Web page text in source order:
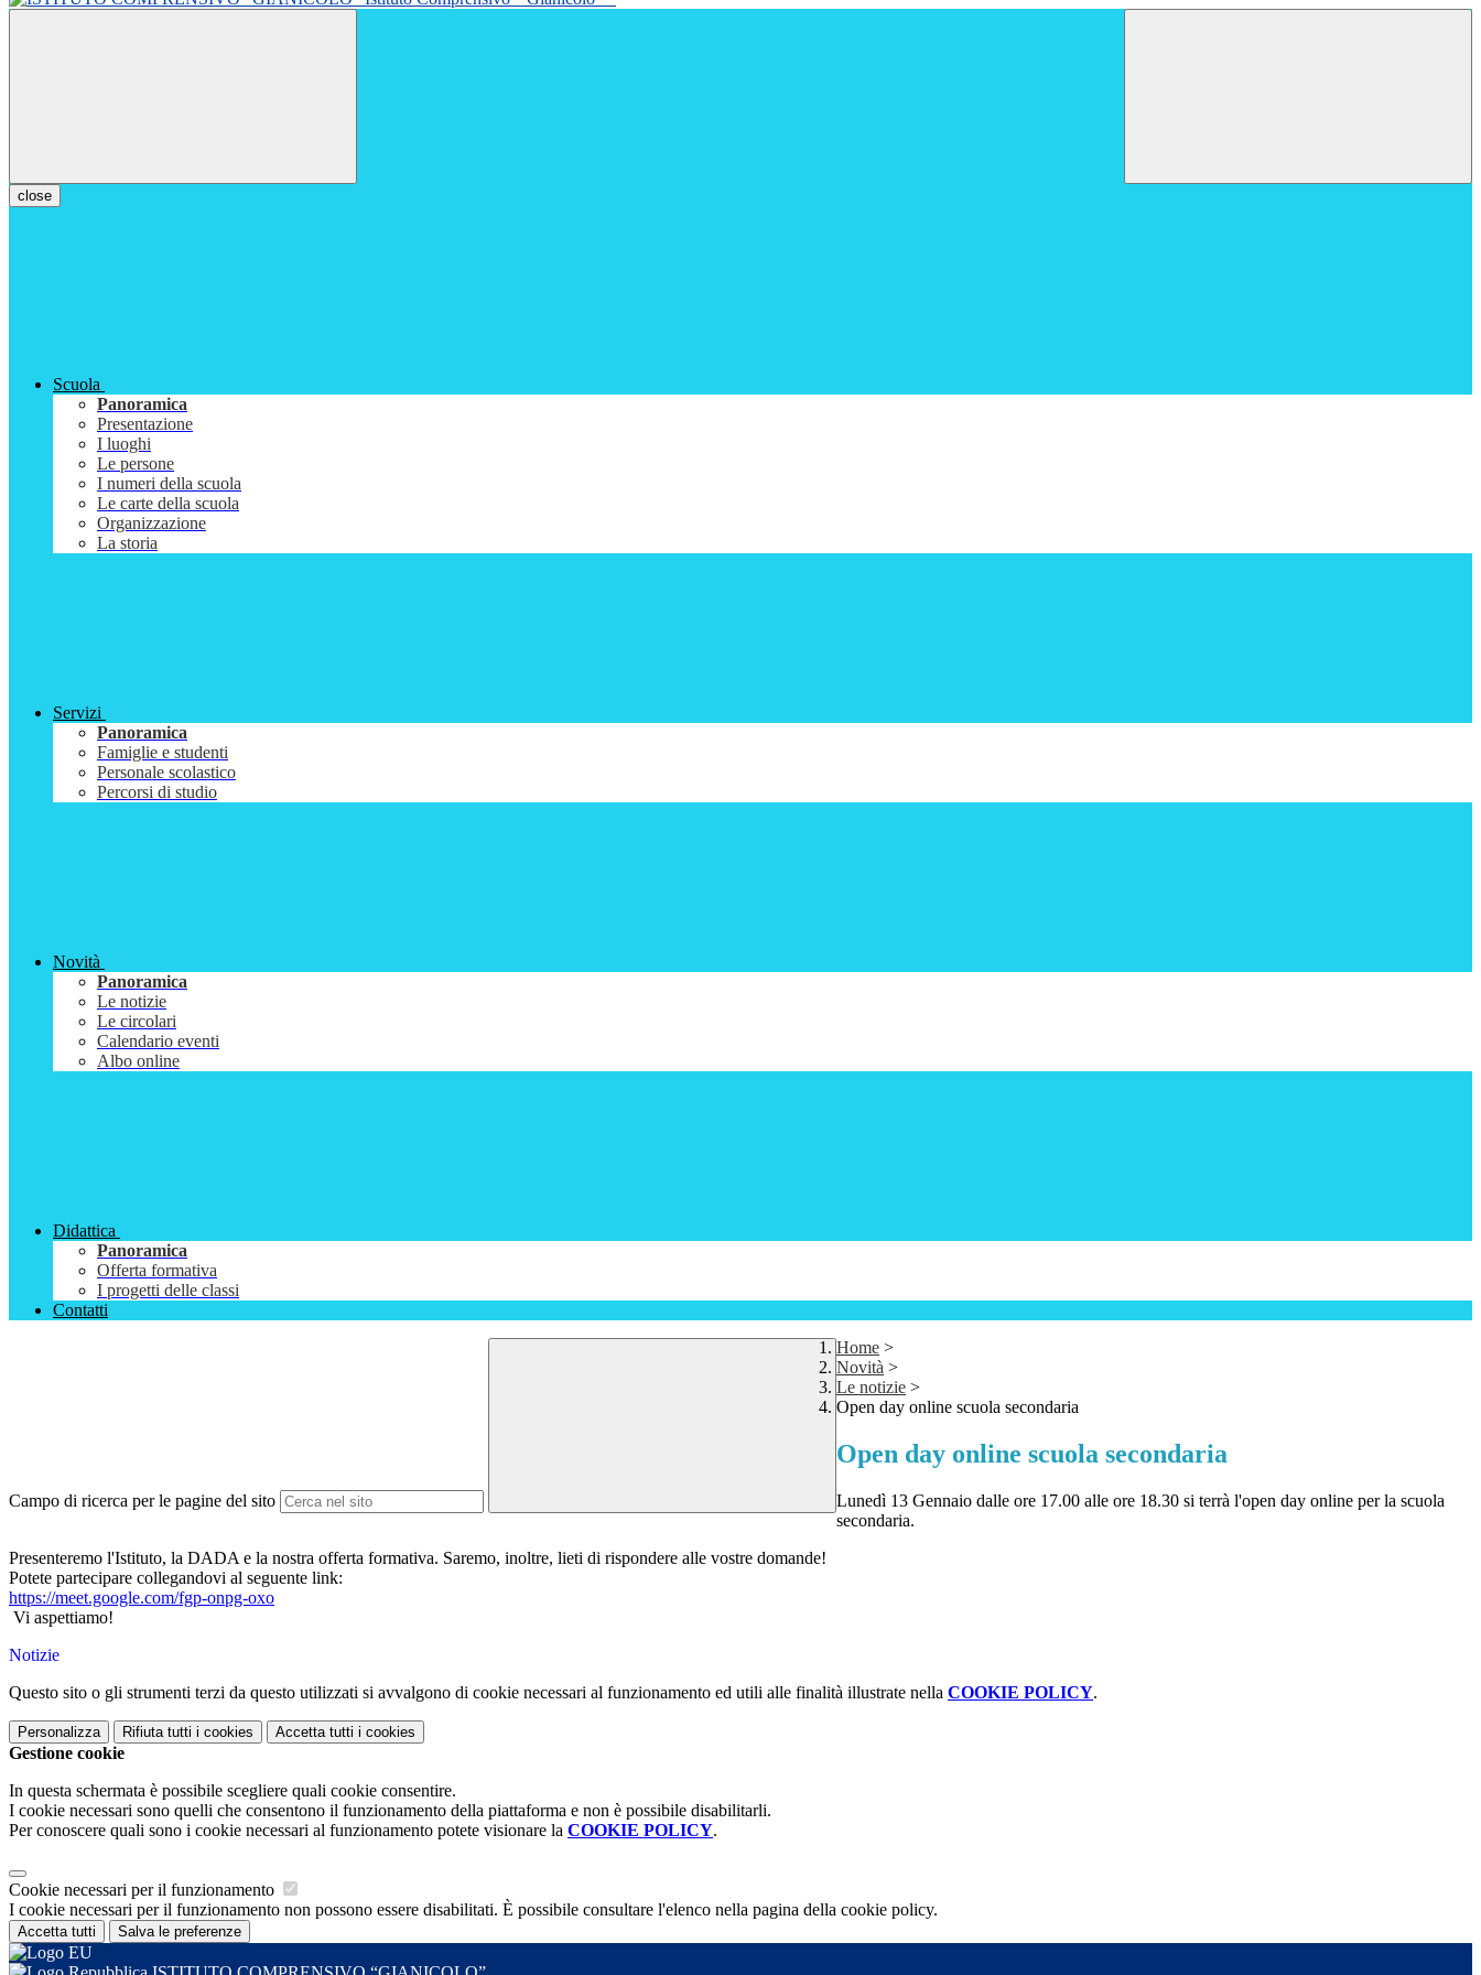
close
Scuola
Panoramica
Presentazione
I luoghi
Le persone
I numeri della scuola
Le carte della scuola
Organizzazione
La storia
Servizi
Panoramica
Famiglie e studenti
Personale scolastico
Percorsi di studio
Novità
Panoramica
Le notizie
Le circolari
Calendario eventi
Albo online
Didattica
Panoramica
Offerta formativa
I progetti delle classi
Contatti
Campo di ricerca per le pagine del sito
Home >
Novità >
Le notizie >
Open day online scuola secondaria
Open day online scuola secondaria
Lunedì 13 Gennaio dalle ore 17.00 alle ore 18.30 si terrà l'open day online per la scuola
secondaria.
Presenteremo l'Istituto, la DADA e la nostra offerta formativa. Saremo, inoltre, lieti di rispondere alle vostre domande!
Potete partecipare collegandovi al seguente link:
https://meet.google.com/fgp-onpg-oxo
Vi aspettiamo!
Notizie
Questo sito o gli strumenti terzi da questo utilizzati si avvalgono di cookie necessari al funzionamento ed utili alle finalità illustrate nella COOKIE POLICY.
Personalizza Rifiuta tutti i cookies Accetta tutti i cookies
Gestione cookie
In questa schermata è possibile scegliere quali cookie consentire.
I cookie necessari sono quelli che consentono il funzionamento della piattaforma e non è possibile disabilitarli.
Per conoscere quali sono i cookie necessari al funzionamento potete visionare la COOKIE POLICY.
Cookie necessari per il funzionamento
I cookie necessari per il funzionamento non possono essere disabilitati. È possibile consultare l'elenco nella pagina della cookie policy.
Accetta tutti Salva le preferenze